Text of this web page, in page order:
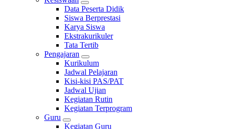
Data Peserta Didik
Siswa Berprestasi
Karya Siswa
Ekstrakurikuler
Tata Tertib
Pengajaran
Kurikulum
Jadwal Pelajaran
Kisi-kisi PAS/PAT
Jadwal Ujian
Kegiatan Rutin
Kegiatan Terprogram
Guru
Kegiatan Guru